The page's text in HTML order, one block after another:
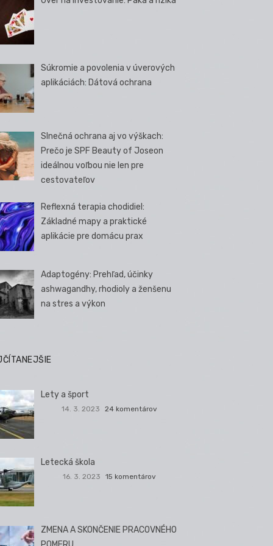
Súkromie a povolenia v úverových
aplikáciách: Dátová ochrana
Slnečná ochrana aj vo výškach:
Prečo je SPF Beauty of Joseon
ideálnou voľbou nie len pre
cestovateľov
Reflexná terapia chodidiel:
Základné mapy a praktické
aplikácie pre domácu prax
Adaptogény: Prehľad, účinky
ashwagandhy, rhodioly a ženšenu
na stres a výkon
Lety a šport
14. 3. 2023 24 komentárov
Letecká škola
16. 3. 2023 15 komentárov
ZMENA A SKONČENIE PRACOVNÉHO